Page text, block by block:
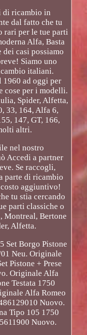
di ricambio in
dal fatto che tu
rari per le tue parti
Alfa, Basta
casi possiamo
Siamo uno
italiani.
1960 ad oggi per
cose per i modelli.
Spider, Alfetta,
33, 164, Alfa 6,
147, GT, 166,
altri.
nel nostro
Accedi a partner
Se raccogli,
parte di ricambio
aggiuntivo!
tu stia cercando
parti classiche o
Montreal, Bertone
Alfetta.
Set Borgo Pistone
Neu. Originale
Pistone + Prese
Originale Alfa
Testata 1750
Alfa Romeo
Nuovo.
Tipo 105 1750
Nuovo.